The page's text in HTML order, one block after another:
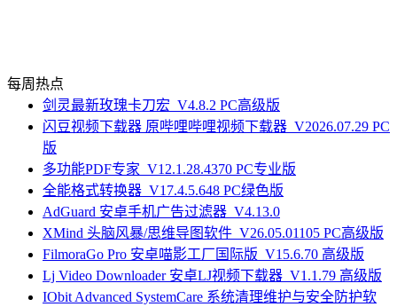
每周热点
剑灵最新玫瑰卡刀宏_V4.8.2 PC高级版
闪豆视频下载器 原哔哩哔哩视频下载器_V2026.07.29 PC
版
多功能PDF专家_V12.1.28.4370 PC专业版
全能格式转换器_V17.4.5.648 PC绿色版
AdGuard 安卓手机广告过滤器_V4.13.0
XMind 头脑风暴/思维导图软件_V26.05.01105 PC高级版
FilmoraGo Pro 安卓喵影工厂国际版_V15.6.70 高级版
Lj Video Downloader 安卓LJ视频下载器_V1.1.79 高级版
IObit Advanced SystemCare 系统清理维护与安全防护软